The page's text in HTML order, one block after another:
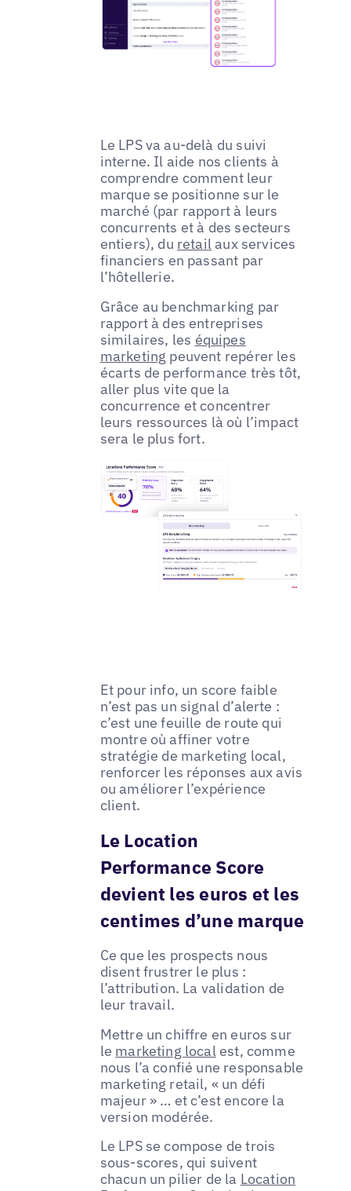
Le LPS va au-delà du suivi
interne. Il aide nos clients à
comprendre comment leur
marque se positionne sur le
marché (par rapport à leurs
concurrents et à des secteurs
entiers), du retailaux services
financiers en passant par
l’hôtellerie.
Grâce au benchmarking par
rapport à des entreprises
similaires, les équipes
marketing peuvent repérer les
écarts de performance très tôt,
aller plus vite que la
concurrence et concentrer
leurs ressources là où l’impact
sera le plus fort.
Et pour info, un score faible
n’est pas un signal d’alerte :
c’est une feuille de route qui
montre où affiner votre
stratégie de marketing local,
renforcer les réponses aux avis
ou améliorer l’expérience
client.
Le Location
Performance Score
devient les euros et les
centimes d’une marque
Ce que les prospects nous
disent frustrer le plus :
l’attribution. La validation de
leur travail.
Mettre un chiffre en euros sur
le marketing local est, comme
nous l’a confié une responsable
marketing retail, « un défi
majeur » … et c’est encore la
version modérée.
Le LPS se compose de trois
sous-scores, qui suivent
chacun un pilier de la Location